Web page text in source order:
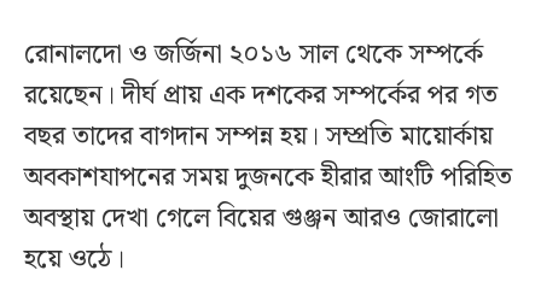
রোনালদো ও জর্জিনা ২০১৬ সাল থেকে সম্পর্কে
রয়েছেন। দীর্ঘ প্রায় এক দশকের সম্পর্কের পর গত
বছর তাদের বাগদান সম্পন্ন হয়। সম্প্রতি মায়োর্কায়
অবকাশযাপনের সময় দুজনকে হীরার আংটি পরিহিত
অবস্থায় দেখা গেলে বিয়ের গুঞ্জন আরও জোরালো
হয়ে ওঠে।